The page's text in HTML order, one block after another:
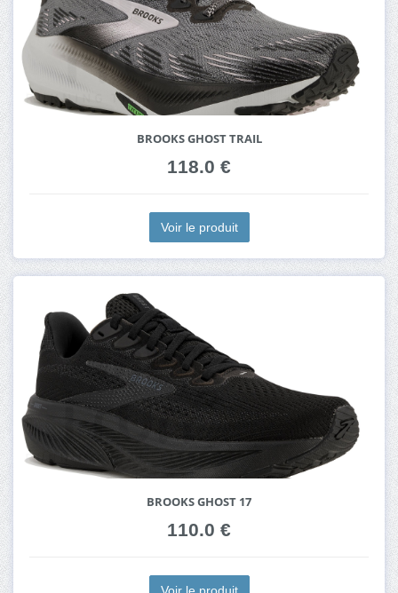
BROOKS GHOST TRAIL
118.0 €
Voir le produit
BROOKS GHOST 17
110.0 €